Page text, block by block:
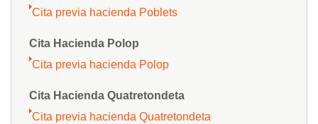
Cita previa hacienda Poblets
Cita Hacienda Polop
Cita previa hacienda Polop
Cita Hacienda Quatretondeta
Cita previa hacienda Quatretondeta